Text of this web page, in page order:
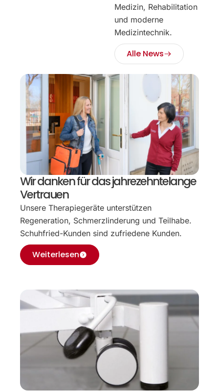
Medizin, Rehabilitation
und moderne
Medizintechnik.
Alle News
Wir danken für das jahrezehntelange
Vertrauen
Unsere Therapiegeräte unterstützen
Regeneration, Schmerzlinderung und Teilhabe.
Schuhfried-Kunden sind zufriedene Kunden.
Weiterlesen